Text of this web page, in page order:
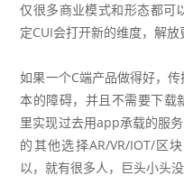
仅很多商业模式和形态都可
定CUI会打开新的维度，解放
如果一个C端产品做得好，
本的障碍，并且不需要下载
里实现过去用app承载的服
的其他选择AR/VR/IOT/区
以，就有很多人，巨头小头没